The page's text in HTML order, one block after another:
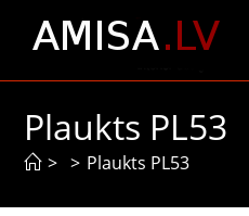
Plaukts PL53
> > Plaukts PL53